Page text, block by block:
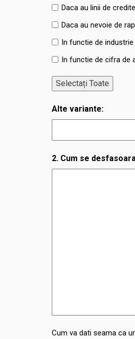
Daca au linii de
Daca au nevoie de
In functie de industrie
In functie de cifra de
Selectați Toate
Alte variante:
2. Cum se
Cum va dati seama ca